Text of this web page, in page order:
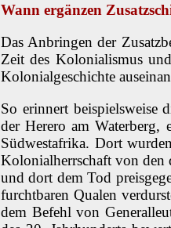
Wann ergänzen
Das Anbringen der
Zeit des Kolonialismus
Kolonialgeschichte
So erinnert beispielsweise
der Herero am
Südwestafrika. Dort
Kolonialherrschaft von den
und dort dem Tod
furchtbaren Qualen
dem Befehl von